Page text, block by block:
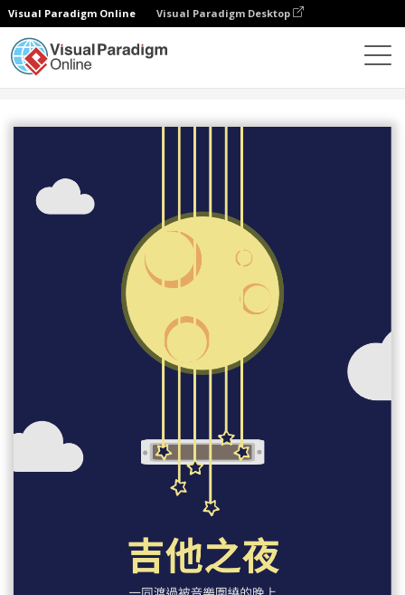
Visual Paradigm Online Visual Paradigm Desktop